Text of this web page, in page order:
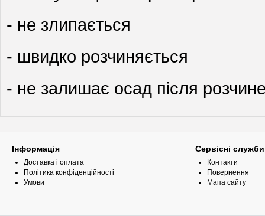
- не злипається
- швидко розчиняється
- не залишає осад після
Інформація
Доставка і оплата
Політика конфіденційності
Умови
Сервісні служби
Контакти
Повернення
Мапа сайту